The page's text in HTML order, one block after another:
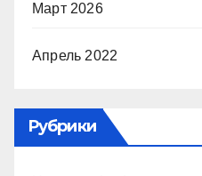
Март 2026
Апрель 2022
Рубрики